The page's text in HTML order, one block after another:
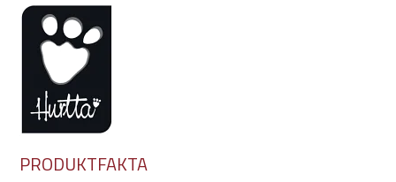
Färg:
- Eggplant (lila)
- Blackberry (grå)
Tvättråd:
Skall ej torktumlas, strykas eller kemtvättas
PRODUKTFAKTA